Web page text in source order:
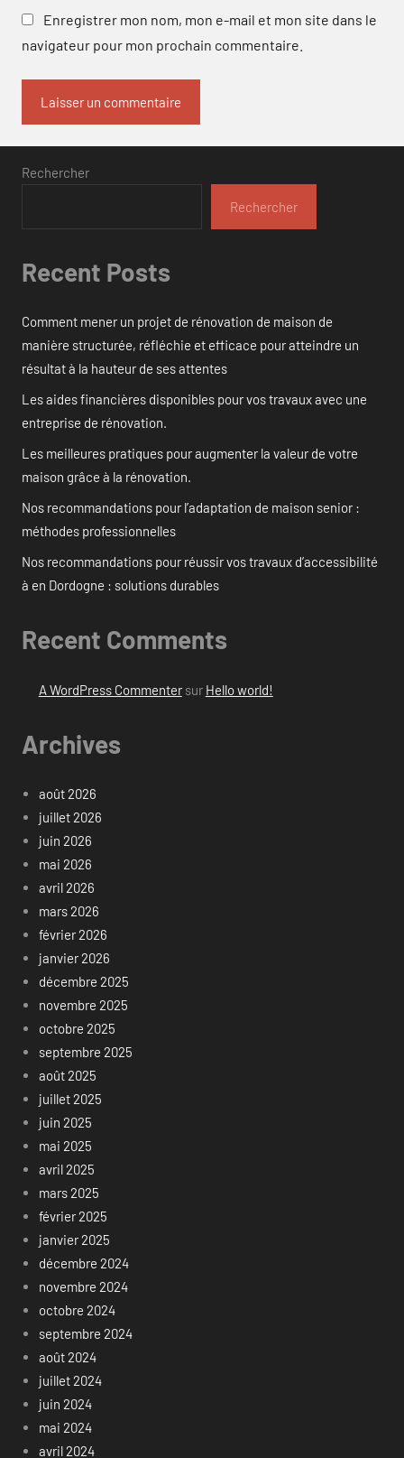
Enregistrer mon nom, mon e-mail et mon site dans le
navigateur pour mon prochain commentaire.
Rechercher
Rechercher
Recent Posts
Comment mener un projet de rénovation de maison de
manière structurée, réfléchie et efficace pour atteindre un
résultat à la hauteur de ses attentes
Les aides financières disponibles pour vos travaux avec une
entreprise de rénovation.
Les meilleures pratiques pour augmenter la valeur de votre
maison grâce à la rénovation.
Nos recommandations pour l’adaptation de maison senior :
méthodes professionnelles
Nos recommandations pour réussir vos travaux d’accessibilité
à en Dordogne : solutions durables
Recent Comments
A WordPress Commentersur Hello world!
Archives
août 2026
juillet 2026
juin 2026
mai 2026
avril 2026
mars 2026
février 2026
janvier 2026
décembre 2025
novembre 2025
octobre 2025
septembre 2025
août 2025
juillet 2025
juin 2025
mai 2025
avril 2025
mars 2025
février 2025
janvier 2025
décembre 2024
novembre 2024
octobre 2024
septembre 2024
août 2024
juillet 2024
juin 2024
mai 2024
avril 2024